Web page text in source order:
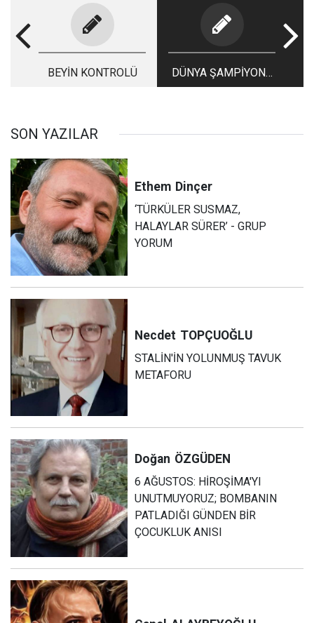
BEYİN KONTROLÜ
DÜNYA ŞAMPİYONU
GALATASARAY!
SON YAZILAR
Ethem Dinçer
‘TÜRKÜLER SUSMAZ,
HALAYLAR SÜRER’ - GRUP
YORUM
Necdet TOPÇUOĞLU
STALİN'İN YOLUNMUŞ TAVUK
METAFORU
Doğan ÖZGÜDEN
6 AĞUSTOS: HİROŞİMA'YI
UNUTMUYORUZ; BOMBANIN
PATLADIĞI GÜNDEN BİR
ÇOCUKLUK ANISI